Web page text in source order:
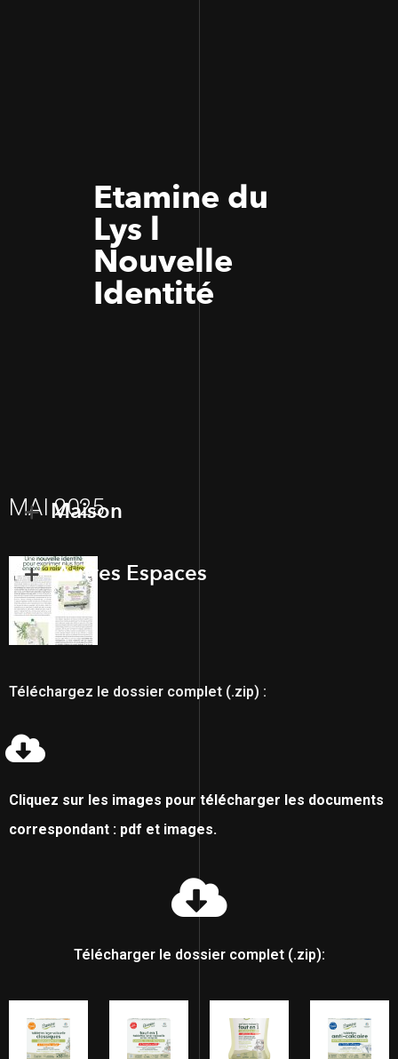
Etamine du
Lys l
Nouvelle
Identité
MAI 2025
Maison
Autres Espaces
Téléchargez le dossier complet (.zip) :
Cliquez sur les images pour télécharger les documents
correspondant : pdf et images.
Télécharger le dossier complet (.zip):